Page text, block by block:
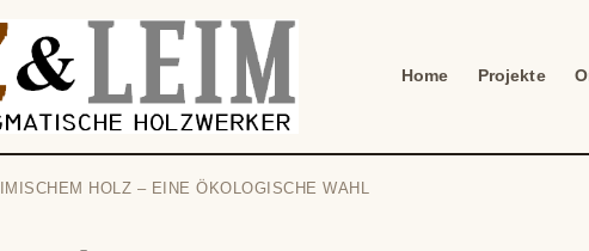
Home Projekte
HOLZ – EINE ÖKOLOGISCHE WAHL